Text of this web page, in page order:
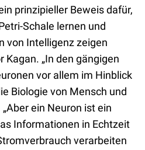
prinzipieller Beweis dafür,
Schale lernen und
von Intelligenz zeigen
„In den gängigen
vor allem im Hinblick
Biologie von Mensch und
„Aber ein Neuron ist ein
Informationen in Echtzeit
verarbeiten